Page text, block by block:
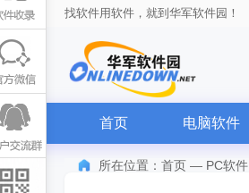
找软件用软件，就到华军软件园！
首页 电脑软件
所在位置： 首页 — PC软件